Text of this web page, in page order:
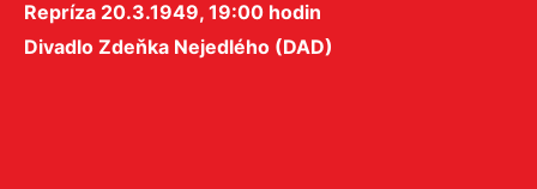
Repríza 20.3.1949, 19:00 hodin
Divadlo Zdeňka Nejedlého (DAD)